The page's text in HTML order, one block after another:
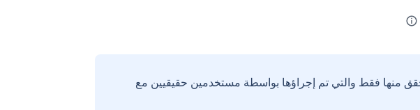
منها فقط والتي تم إجراؤها بواسطة مستخدمين حقيقيين مع